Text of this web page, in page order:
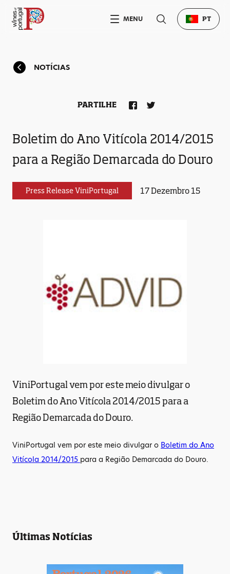
NOTÍCIAS
Boletim do Ano Vitícola 2014/2015
para a Região Demarcada do Douro
Press Release ViniPortugal 17 Dezembro 15
PARTILHE
ViniPortugal vem por este meio divulgar o
Boletim do Ano Vitícola 2014/2015 para a
Região Demarcada do Douro.
ViniPortugal vem por este meio divulgar o Boletim do Ano
Vitícola 2014/2015 para a Região Demarcada do Douro.
Últimas Notícias
MENU PT